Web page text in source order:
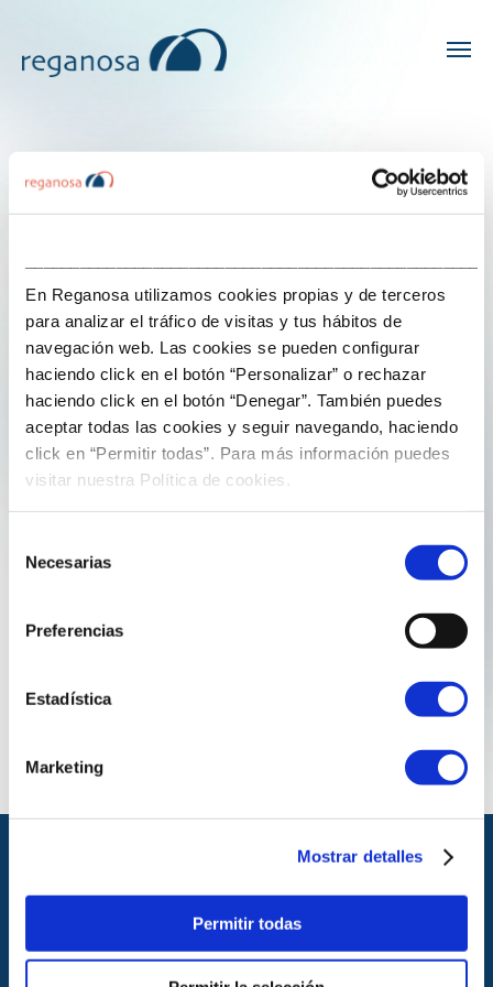
En Reganosa utilizamos cookies propias y de terceros
para analizar el tráfico de visitas y tus hábitos de
navegación web. Las cookies se pueden configurar
haciendo click en el botón “Personalizar” o rechazar
haciendo click en el botón “Denegar”. También puedes
aceptar todas las cookies y seguir navegando, haciendo
click en “Permitir todas”. Para más información puedes
visitar nuestra Política de cookies.
Necesarias
Preferencias
Estadística
Marketing
Mostrar detalles
Permitir todas
Informe anual
Informeanual
Compartimos con todos os grupos de interese de
Reganosa a nosa visión e desempeño no ámbito
informe anual.
Ver informe anual
© Copyright Reganosa 2024